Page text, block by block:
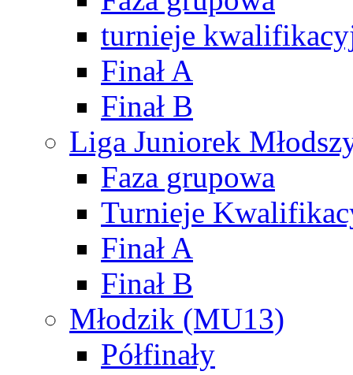
turnieje
Finał A
Finał B
Liga Juniorek
Faza grupowa
Turnieje
Finał A
Finał B
Młodzik (MU13)
Półfinały